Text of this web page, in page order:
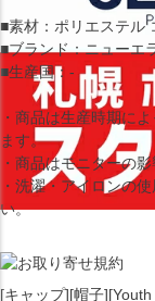
■素材：ポリエステル
■ブランド：ニューエ
■生産国：-
・商品は生産時期に
ます。
・商品はモニターの
・洗濯・アイロンの
い。
[キャップ][帽子